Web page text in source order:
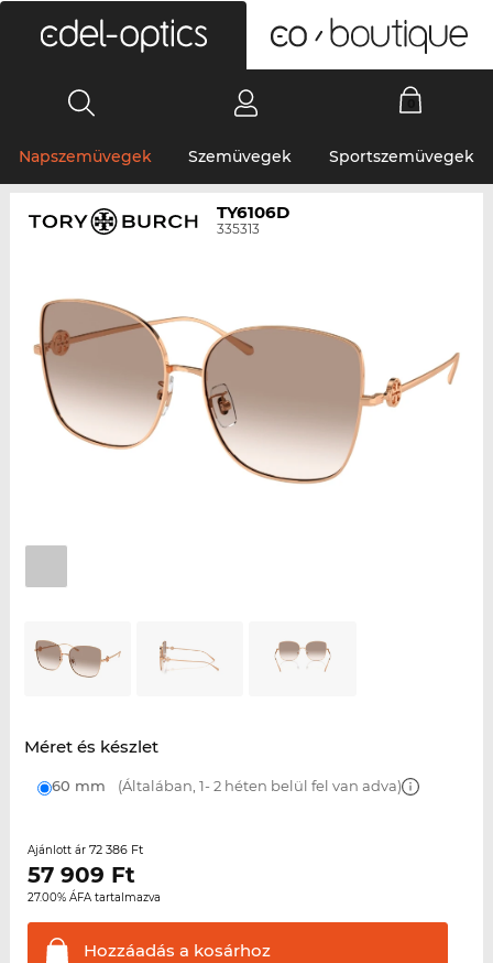
Napszemüvegek Szemüvegek Sportszemüvegek
TY6106D
335313
Méret és készlet
60 mm (Általában, 1- 2 héten belül fel van adva)
Ajánlott ár 72 386 Ft
57 909 Ft
27.00% ÁFA tartalmazva
Hozzáadás a kosárhoz